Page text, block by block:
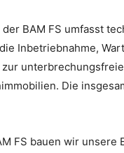
BAM FS umfasst
Inbetriebnahme,
Die
FS bauen wir